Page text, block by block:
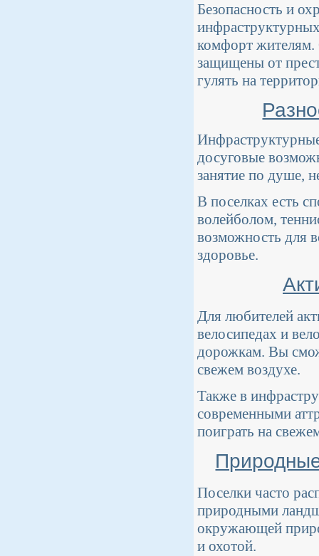
Безопасность и
комфорт
защищены от
гулять на
досуговые
занятие по душе,
В поселках есть
волейболом,
возможность для
здоровье.
Для любителей
велосипедах и
дорожкам. Вы
свежем воздухе.
Также в
современными
поиграть на
Поселки часто
природными
окружающей
и охотой.